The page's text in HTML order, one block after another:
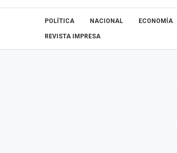
POLÍTICA NACIONAL ECONOMÍA
REVISTA IMPRESA